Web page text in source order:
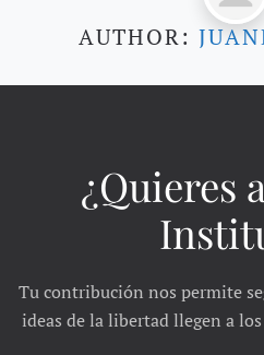
AUTHOR:
¿Quieres
Tu contribución nos permite
ideas de la libertad llegen a